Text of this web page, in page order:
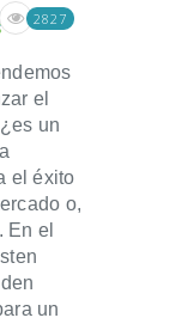
2827
el
un
el éxito
o,
En el
un